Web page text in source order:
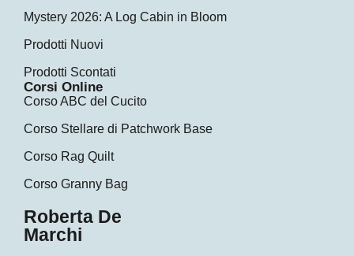
Mystery 2026: A Log Cabin in Bloom
Prodotti Nuovi
Prodotti Scontati
Corsi Online
Corso ABC del Cucito
Corso Stellare di Patchwork Base
Corso Rag Quilt
Corso Granny Bag
Roberta De
Marchi